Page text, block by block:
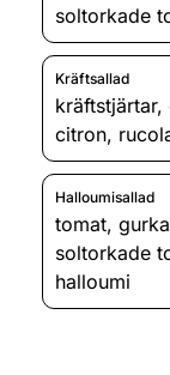
soltorkade
Kräftsallad
kräftstjärtar,
citron,
Halloumisallad
tomat, gurka
soltorkade
halloumi